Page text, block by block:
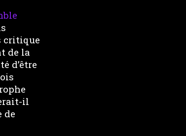
critique
de la
d’être
il
de